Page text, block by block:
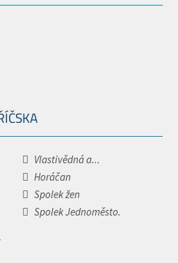
Vlastivědná a...
Horáčan
Spolek žen
Spolek Jednoměsto.